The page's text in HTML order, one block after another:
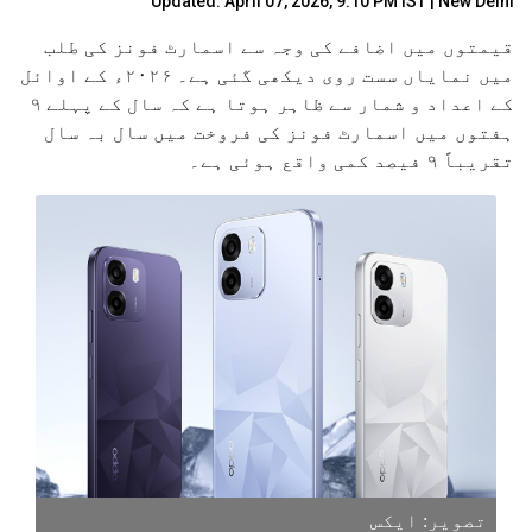
قیمتوں میں اضافے کی وجہ سے اسمارٹ فونز کی طلب
میں نمایاں سست روی دیکھی گئی ہے۔ ۲۰۲۶ء کے اوائل
کے اعداد و شمار سے ظاہر ہوتا ہے کہ سال کے پہلے ۹
ہفتوں میں اسمارٹ فونز کی فروخت میں سال بہ سال
تقریباً ۹ فیصد کمی واقع ہوئی ہے۔
تصویر: ایکس